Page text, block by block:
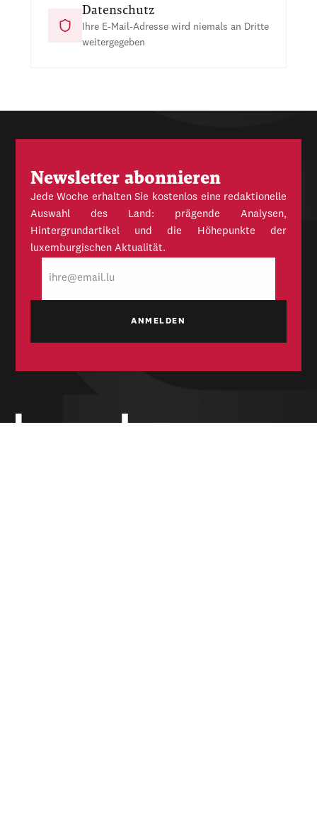
Datenschutz
Ihre E-Mail-Adresse wird niemals an Dritte
weitergegeben
Newsletter abonnieren
Jede Woche erhalten Sie kostenlos eine redaktionelle
Auswahl des Land: prägende Analysen,
Hintergrundartikel und die Höhepunkte der
luxemburgischen Aktualität.
Mail